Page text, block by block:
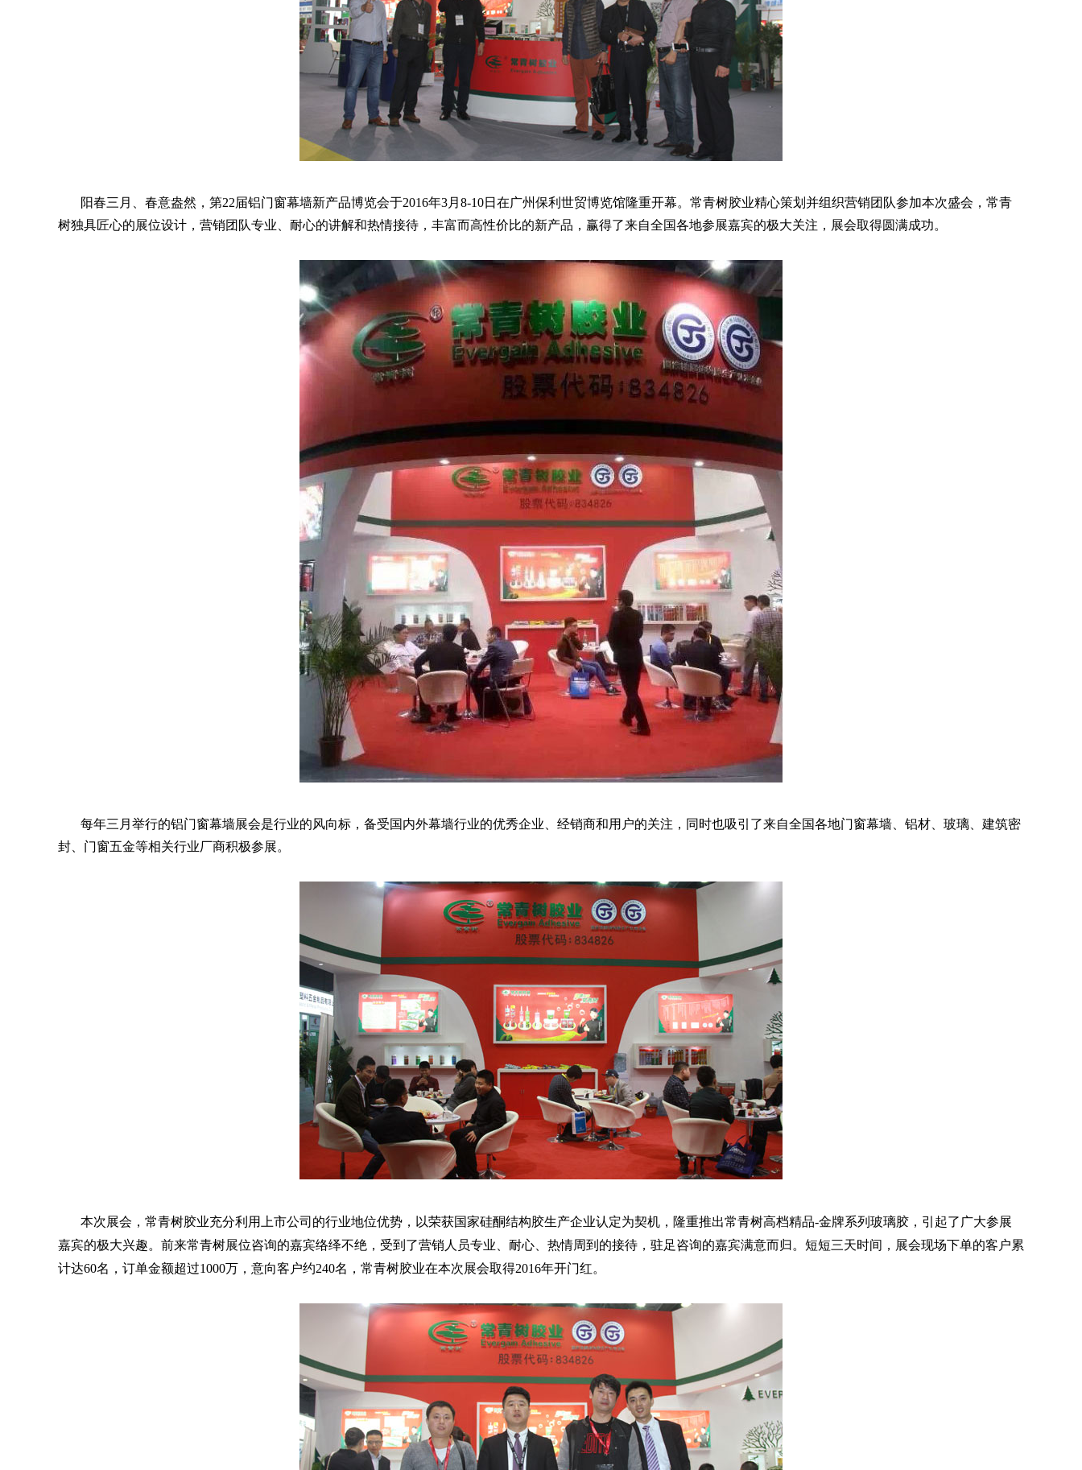
阳春三月、春意盎然，第22届铝门窗幕墙新产品博览会于2016年3月8-10日在广州保利世贸博览馆隆重开幕。常青树胶业精心策划并组织营销团队参加本次盛会，常青
树独具匠心的展位设计，营销团队专业、耐心的讲解和热情接待，丰富而高性价比的新产品，赢得了来自全国各地参展嘉宾的极大关注，展会取得圆满成功。
每年三月举行的铝门窗幕墙展会是行业的风向标，备受国内外幕墙行业的优秀企业、经销商和用户的关注，同时也吸引了来自全国各地门窗幕墙、铝材、玻璃、建筑密
封、门窗五金等相关行业厂商积极参展。
本次展会，常青树胶业充分利用上市公司的行业地位优势，以荣获国家硅酮结构胶生产企业认定为契机，隆重推出常青树高档精品-金牌系列玻璃胶，引起了广大参展
嘉宾的极大兴趣。前来常青树展位咨询的嘉宾络绎不绝，受到了营销人员专业、耐心、热情周到的接待，驻足咨询的嘉宾满意而归。短短三天时间，展会现场下单的客户累
计达60名，订单金额超过1000万，意向客户约240名，常青树胶业在本次展会取得2016年开门红。